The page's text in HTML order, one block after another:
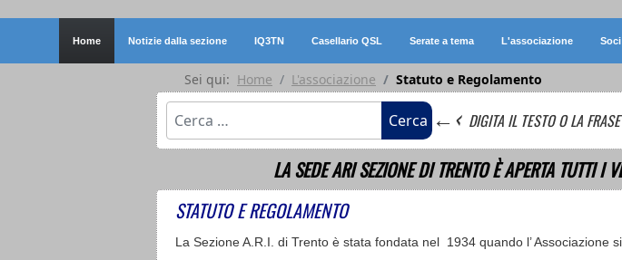
Home Notizie dalla sezione IQ3TN Casellario QSL Serate a tema L'associazione
Sei qui: Home L'associazione
Statuto e Regolamento
Cerca
Cerca ←‹ DIGITA IL TESTO O LA
LA SEDE ARI SEZIONE DI TRENTO È APERTA TUTTI I
STATUTO E REGOLAMENTO
La Sezione A.R.I. di Trento è stata fondata nel 1934 quando l’ Associazione